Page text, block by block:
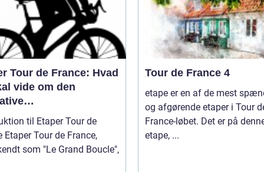
Tour de France: Hvad
vide om den
til Etaper Tour de
som "Le Grand Boucle",
Tour de France 4
etape er en af de mest
og afgørende etaper i Tour
France-løbet. Det er på
etape, ...